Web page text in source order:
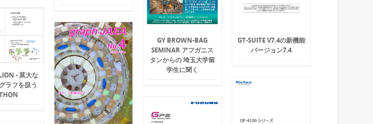
GY BROWN-BAG
SEMINAR アフガニス
タンからの 埼玉大学留
学生に聞く
GT-SUITE V7.4の新機能
バージョン7.4
- 莫大な
ラフを扱う